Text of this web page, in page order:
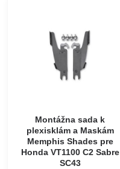
Montážna sada k
plexisklám a Maskám
Memphis Shades pre
Honda VT1100 C2 Sabre
SC43